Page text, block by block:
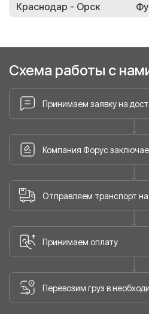
Краснодар - Орск
Схема работы с
Принимаем заявку на
Компания Форус
Отправляем транспорт на
Принимаем оплату
Перевозим груз в